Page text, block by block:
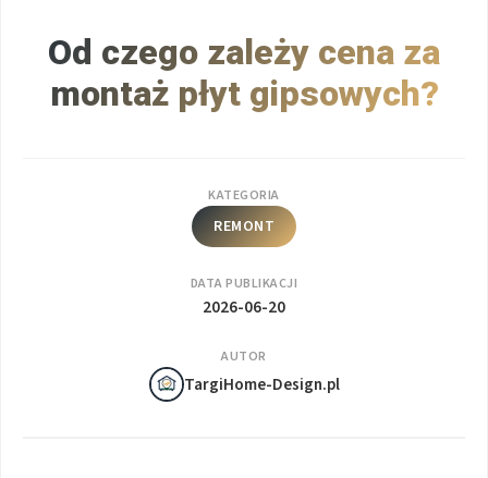
Od czego zależy cena za
montaż płyt gipsowych?
KATEGORIA
REMONT
DATA PUBLIKACJI
2026-06-20
AUTOR
TargiHome-Design.pl